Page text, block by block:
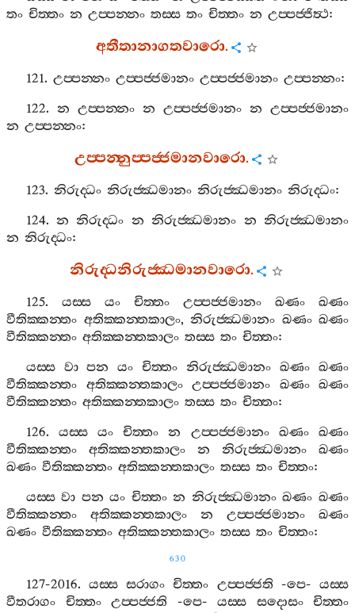
තං චිත‍්තං න උප‍්පන‍්නං තස‍්ස තං චිත‍්තං න උප‍්පජ‍්ජිත්‍ථ:
අතීතානාගතවාරො.
121. උප‍්පන‍්නං උප‍්පජ‍්ජමානං උප‍්පජ‍්ජමානං උප‍්පන‍්නං:
122. න උප‍්පන‍්නං න උප‍්පජ‍්ජමානං න උප‍්පජ‍්ජමානං
න උප‍්පන‍්නං:
උප‍්පන‍්නුප‍්පජ‍්ජමානවාරො.
123. නිරුද‍්ධං නිරුජ‍්ඣමානං නිරුජ‍්ඣමානං නිරුද‍්ධං:
124.න නිරුද‍්ධං න නිරුජ‍්ඣමානං න නිරුජ‍්ඣමානං
න නිරුද‍්ධං:
නිරුද‍්ධනිරුජ‍්ඣමානවාරො.
125. යස‍්ස යං චිත‍්තං උප‍්පජ‍්ජමානං ඛණං
ඛණං
වීතික‍්කන‍්තං අතික‍්කන‍්තකාලං, නිරුජ‍්ඣමානං ඛණං ඛණං
වීතික‍්කන‍්තං අතික‍්කන‍්තකාලං තස‍්ස තං චිත‍්තං:
යස‍්ස වා පන යං චිත‍්තං නිරුජ‍්ඣමානං ඛණං ඛණං
වීතික‍්කන‍්තං
අතික‍්කන‍්තකාලං උප‍්පජ‍්ජමානං ඛණං
ඛණං
වීතික‍්කන‍්තං අතික‍්කන‍්තකාලං තස‍්ස තං චිත‍්තං:
126. යස‍්ස යං චිත‍්තං න උප‍්පජ‍්ජමානං ඛණං
ඛණං
වීතික‍්කන‍්තං
අතික‍්කන‍්තකාලං න නිරුජ‍්ඣමානං
ඛණං
ඛණං වීතික‍්කන‍්තං අතික‍්කන‍්තකාලං තස‍්ස තං චිත‍්තං:
යස‍්ස වා පන යං චිත‍්තං න නිරුජ‍්ඣමානං ඛණං ඛණං
වීතික‍්කන‍්තං
අතික‍්කන‍්තකාලං න උප‍්පජ‍්ජමානං
ඛණං
ඛණං වීතික‍්කන‍්තං අතික‍්කන‍්තකාලං තස‍්ස තං චිත‍්තං:
630
127-2016. යස‍්ස සරාගං චිත‍්තං උප‍්පජ‍්ජති -පෙ-යස‍්ස
වීතරාගං
චිත‍්තං උප‍්පජ‍්ජති -පෙ- යස‍්ස සදොසං
චිත‍්තං